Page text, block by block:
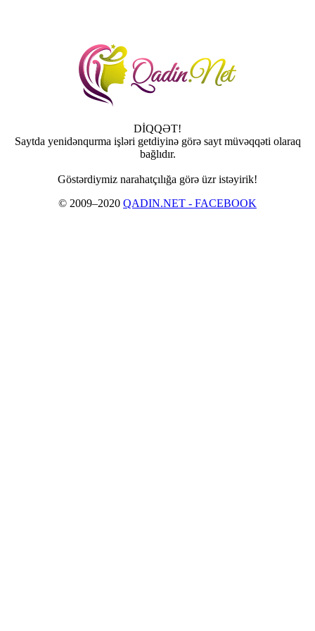
DİQQƏT!
Saytda yenidənqurma işləri getdiyinə görə sayt müvəqqəti olaraq
bağlıdır.
Göstərdiymiz narahatçılığa görə üzr istəyirik!
© 2009–2020 QADIN.NET - FACEBOOK